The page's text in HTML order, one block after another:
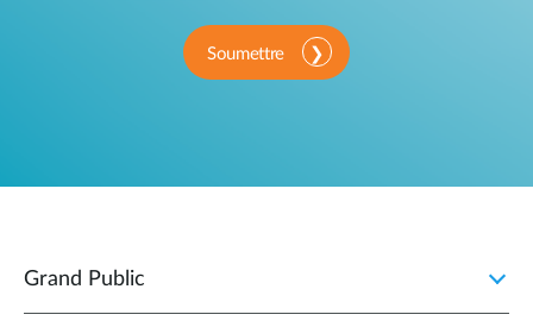
Soumettre
Grand Public